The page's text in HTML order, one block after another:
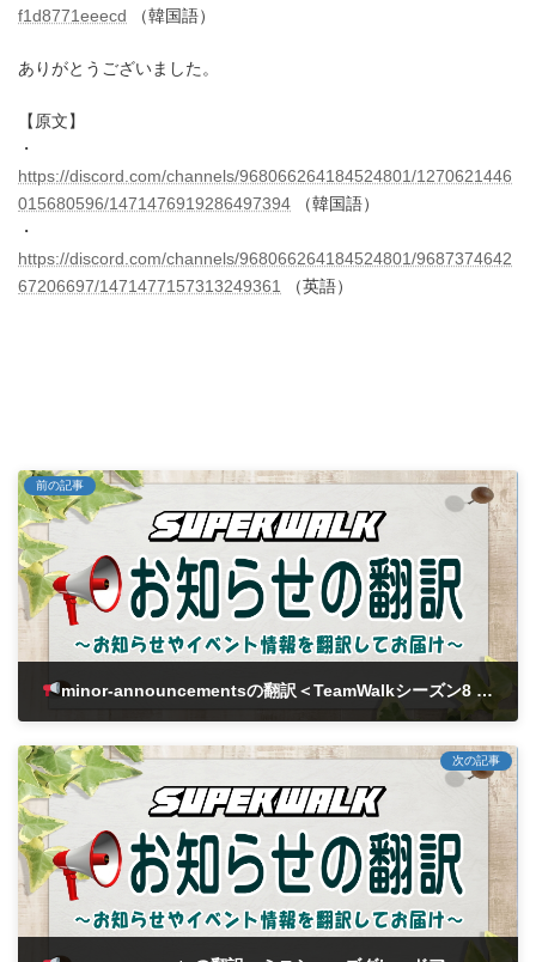
f1d8771eeecd （韓国語）
ありがとうございました。
【原文】
・
https://discord.com/channels/968066264184524801/1270621446
015680596/1471476919286497394 （韓国語）
・
https://discord.com/channels/968066264184524801/9687374642
67206697/1471477157313249361
（英語）
前の記事
minor-announcementsの翻訳＜TeamWalkシーズン8 - Round1-3 貢献度ランキングのご案内＞
次の記事